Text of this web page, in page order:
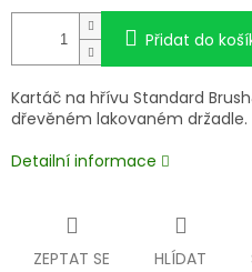
Přidat do
Kartáč na hřívu Standard
dřevěném lakovaném držadle.
Detailní informace
ZEPTAT SE HLÍDAT